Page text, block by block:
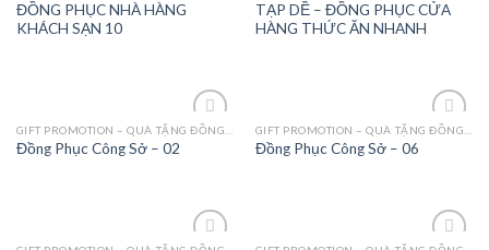
Wishlist
ĐỒNG PHỤC NHÀ HÀNG
KHÁCH SẠN 10
Wishlist
TẠP DỀ – ĐỒNG PHỤC CỬA
HÀNG THỨC ĂN NHANH
Add to
Wishlist
Đồng Phục Công Sở – 02
Add to
Wishlist
Đồng Phục Công Sở – 06